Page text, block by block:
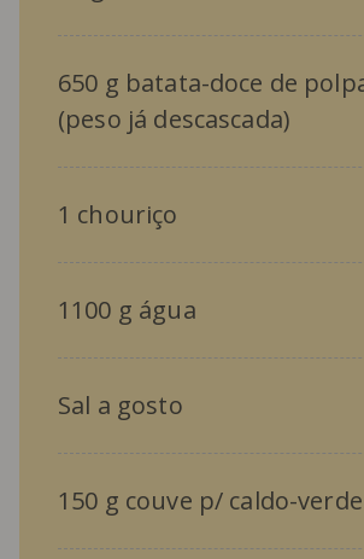
650 g batata-doce de
(peso já descascada)
1 chouriço
1100 g água
Sal a gosto
150 g couve p/ caldo-verde